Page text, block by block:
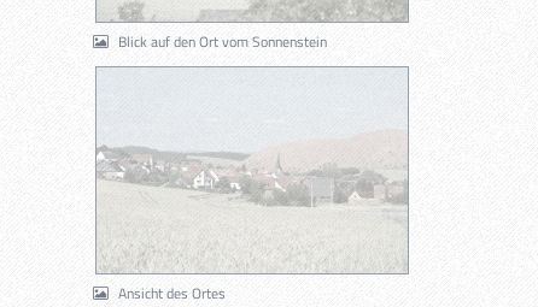
Blick auf den Ort vom Sonnenstein
Ansicht des Ortes